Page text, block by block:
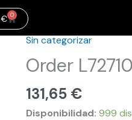
€ 0
Carrito
Sin categorizar
Order
131,65 €
Disponibilidad: 999
Order
L727104
cantidad